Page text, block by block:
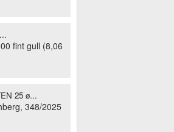
fint gull (8,06
25 ø...
348/2025